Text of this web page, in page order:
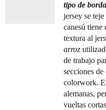
tipo de
jersey se
canesú tiene
textura al
arroz
de trabajo
secciones
colorwork.
alemanas,
vueltas